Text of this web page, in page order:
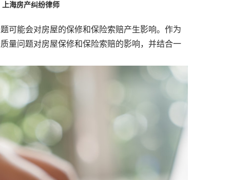
上海房产纠纷律师
能会对房屋的保修和保险索赔产生影响。作为
量问题对房屋保修和保险索赔的影响，并结合一